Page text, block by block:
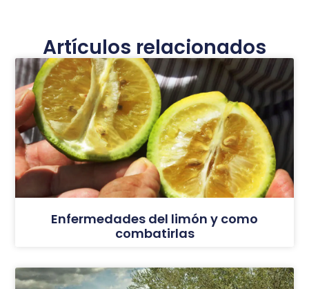
Artículos relacionados
Enfermedades del limón y como
combatirlas